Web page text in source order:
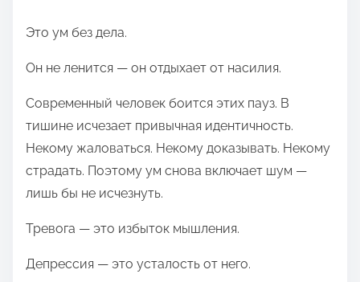
Это ум без дела.
Он не ленится — он отдыхает от насилия.
Современный человек боится этих пауз. В
тишине исчезает привычная идентичность.
Некому жаловаться. Некому доказывать. Некому
страдать. Поэтому ум снова включает шум —
лишь бы не исчезнуть.
Тревога — это избыток мышления.
Депрессия — это усталость от него.